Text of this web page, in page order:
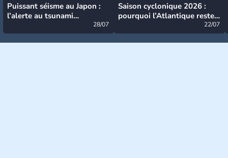
Puissant séisme au Japon :
l’alerte au tsunami
28/07
Saison cyclonique 2026 :
pourquoi l’Atlantique reste
22/07